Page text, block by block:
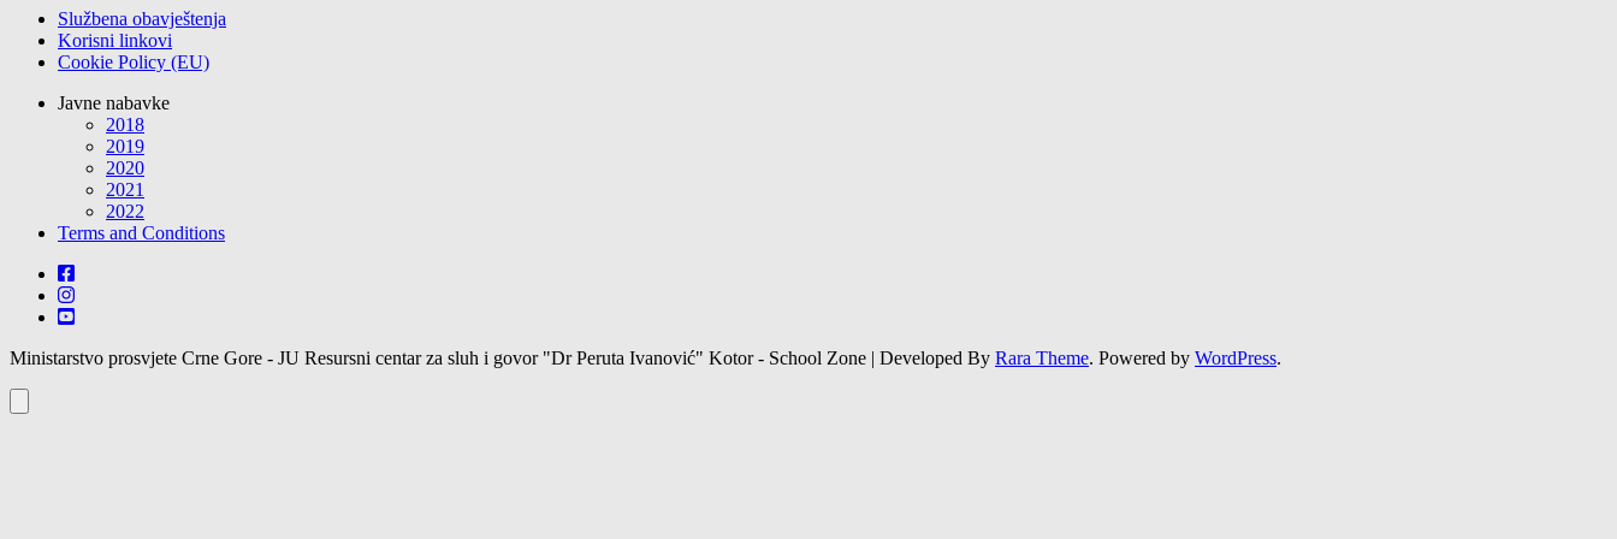
Službena obavještenja
Korisni linkovi
Cookie Policy (EU)
Javne nabavke
2018
2019
2020
2021
2022
Terms and Conditions
Ministarstvo prosvjete Crne Gore - JU Resursni centar za sluh i govor "Dr Peruta Ivanović" Kotor - School Zone | Developed By Rara Theme. Powered by WordPress.